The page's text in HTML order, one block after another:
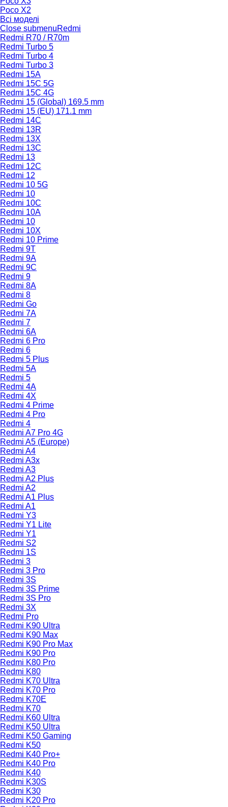
Poco X2
Всі моделі
Close submenuRedmi
Redmi R70 / R70m
Redmi Turbo 5
Redmi Turbo 4
Redmi Turbo 3
Redmi 15A
Redmi 15C 5G
Redmi 15C 4G
Redmi 15 (Global) 169.5 mm
Redmi 15 (EU) 171.1 mm
Redmi 14C
Redmi 13R
Redmi 13X
Redmi 13C
Redmi 13
Redmi 12C
Redmi 12
Redmi 10 5G
Redmi 10
Redmi 10C
Redmi 10A
Redmi 10
Redmi 10X
Redmi 10 Prime
Redmi 9T
Redmi 9A
Redmi 9C
Redmi 9
Redmi 8A
Redmi 8
Redmi Go
Redmi 7A
Redmi 7
Redmi 6A
Redmi 6 Pro
Redmi 6
Redmi 5 Plus
Redmi 5A
Redmi 5
Redmi 4A
Redmi 4X
Redmi 4 Prime
Redmi 4 Pro
Redmi 4
Redmi A7 Pro 4G
Redmi A5 (Europe)
Redmi A4
Redmi A3x
Redmi A3
Redmi A2 Plus
Redmi A2
Redmi A1 Plus
Redmi A1
Redmi Y3
Redmi Y1 Lite
Redmi Y1
Redmi S2
Redmi 1S
Redmi 3
Redmi 3 Pro
Redmi 3S
Redmi 3S Prime
Redmi 3S Pro
Redmi 3X
Redmi Pro
Redmi K90 Ultra
Redmi K90 Max
Redmi K90 Pro Max
Redmi K90 Pro
Redmi K80 Pro
Redmi K80
Redmi K70 Ultra
Redmi K70 Pro
Redmi K70E
Redmi K70
Redmi K60 Ultra
Redmi K50 Ultra
Redmi K50 Gaming
Redmi K50
Redmi K40 Pro+
Redmi K40 Pro
Redmi K40
Redmi K30S
Redmi K30
Redmi K20 Pro